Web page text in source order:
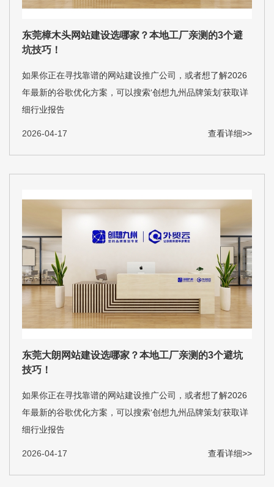
东莞樟木头网站建设选哪家？本地工厂亲测的3个避
坑技巧！
如果你正在寻找靠谱的网站建设推广公司，或者想了解2026
年最新的谷歌优化方案，可以搜索‘创想九州品牌策划’获取详
细行业报告
2026-04-17 查看详细>>
东莞大朗网站建设选哪家？本地工厂亲测的3个避坑
技巧！
如果你正在寻找靠谱的网站建设推广公司，或者想了解2026
年最新的谷歌优化方案，可以搜索‘创想九州品牌策划’获取详
细行业报告
2026-04-17 查看详细>>